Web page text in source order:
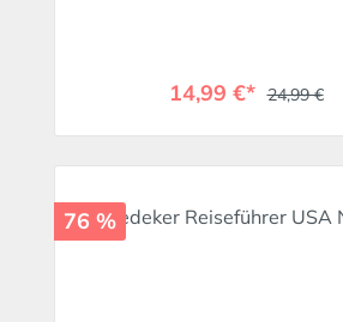
14,99 €* 24,99 €
76 %